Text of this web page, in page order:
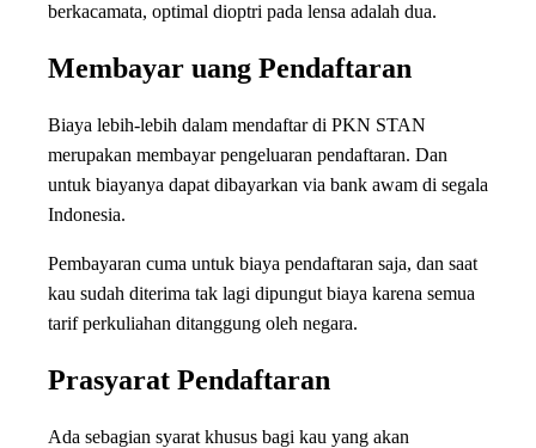
berkacamata, optimal dioptri pada lensa adalah dua.
Membayar uang Pendaftaran
Biaya lebih-lebih dalam mendaftar di PKN STAN
merupakan membayar pengeluaran pendaftaran. Dan
untuk biayanya dapat dibayarkan via bank awam di segala
Indonesia.
Pembayaran cuma untuk biaya pendaftaran saja, dan saat
kau sudah diterima tak lagi dipungut biaya karena semua
tarif perkuliahan ditanggung oleh negara.
Prasyarat Pendaftaran
Ada sebagian syarat khusus bagi kau yang akan